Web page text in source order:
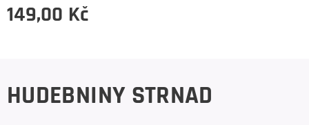
149,00 Kč
HUDEBNINY STRNAD